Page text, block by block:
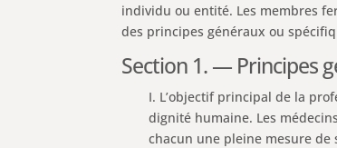
individu ou entité. Les membres
des principes généraux ou
Section 1. — Principes
I. L’objectif principal de la
dignité humaine. Les
chacun une pleine mesure de